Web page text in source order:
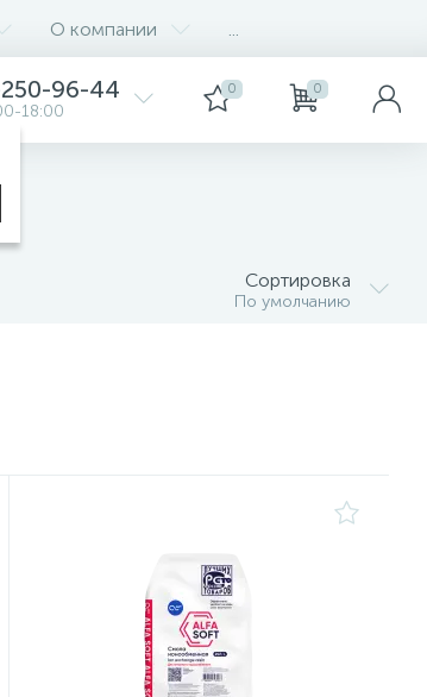
О компании
96-44
18:00
0 0
Сортировка
По умолчанию